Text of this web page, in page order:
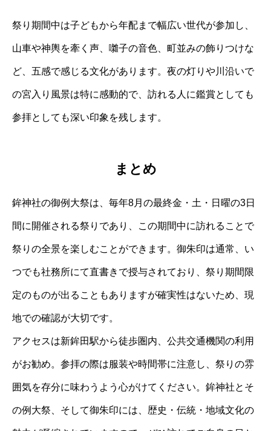
祭り期間中は子どもから年配まで幅広い世代が参加し、
山車や神輿を牽く声、囃子の音色、町並みの飾りつけな
ど、五感で感じる文化があります。夜の灯りや川沿いで
の宮入り風景は特に感動的で、訪れる人に鑑賞としても
参拝としても深い印象を残します。
まとめ
鉾神社の御例大祭は、毎年8月の最終金・土・日曜の3日
間に開催される祭りであり、この期間中に訪れることで
祭りの全景を楽しむことができます。御朱印は通常、い
つでも社務所にて直書きで授与されており、祭り期間限
定のものが出ることもありますが確実性はないため、現
地での確認が大切です。
アクセスは新鉾田駅から徒歩圏内、公共交通機関の利用
がお勧め。参拝の際は服装や時間帯に注意し、祭りの雰
囲気を存分に味わうよう心がけてください。鉾神社とそ
の例大祭、そして御朱印には、歴史・伝統・地域文化の